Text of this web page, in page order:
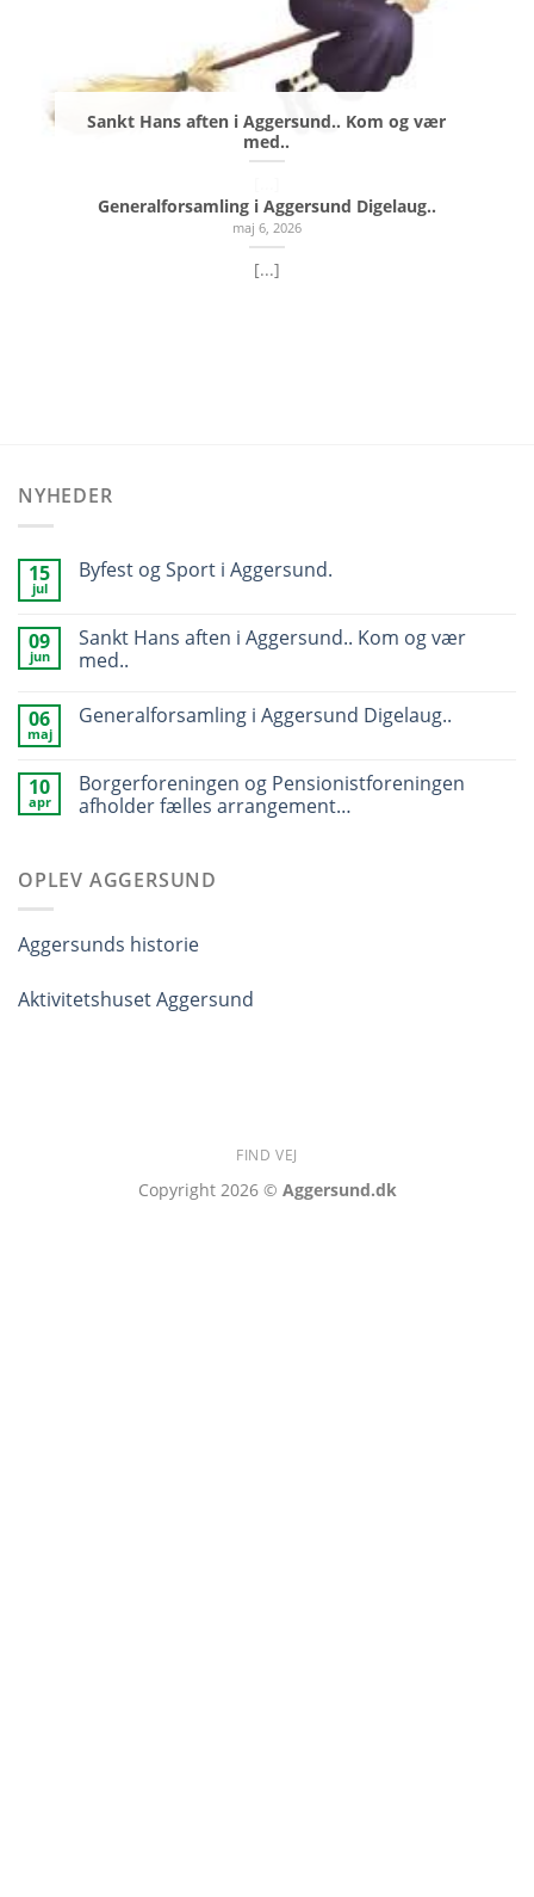
Sankt Hans aften i Aggersund.. Kom og vær
med..
Generalforsamling i Aggersund Digelaug..
maj 6, 2026
[...]
NYHEDER
15
jul
Byfest og Sport i Aggersund.
09
jun
Sankt Hans aften i Aggersund.. Kom og vær
med..
06
maj
Generalforsamling i Aggersund Digelaug..
10
apr
Borgerforeningen og Pensionistforeningen
afholder fælles arrangement…
OPLEV AGGERSUND
Aggersunds historie
Aktivitetshuset Aggersund
FIND VEJ
Copyright 2026 © Aggersund.dk